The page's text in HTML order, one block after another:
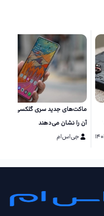
آن را نشان می‌دهند
جی‌اس‌ام